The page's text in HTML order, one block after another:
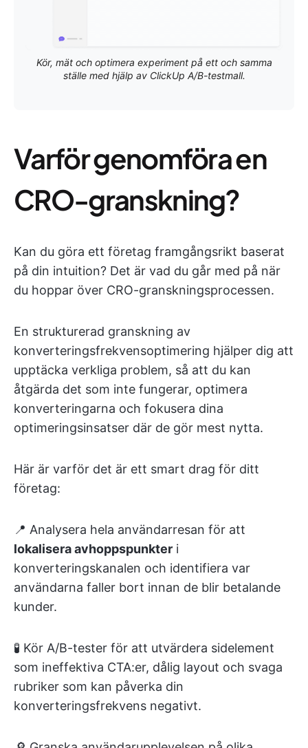
Kör, mät och optimera experiment på ett och samma
ställe med hjälp av ClickUp A/B-testmall.
Varför genomföra en
CRO-granskning?
Kan du göra ett företag framgångsrikt baserat
på din intuition? Det är vad du går med på när
du hoppar över CRO-granskningsprocessen.
En strukturerad granskning av
konverteringsfrekvensoptimering hjälper dig att
upptäcka verkliga problem, så att du kan
åtgärda det som inte fungerar, optimera
konverteringarna och fokusera dina
optimeringsinsatser där de gör mest nytta.
Här är varför det är ett smart drag för ditt
företag:
📍 Analysera hela användarresan för att
lokalisera avhoppspunkter i
konverteringskanalen och identifiera var
användarna faller bort innan de blir betalande
kunder.
🧪 Kör A/B-tester för att utvärdera sidelement
som ineffektiva CTA:er, dålig layout och svaga
rubriker som kan påverka din
konverteringsfrekvens negativt.